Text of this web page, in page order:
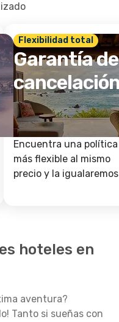
Flexibilidad total
Garantía de
Encuentra una política
más flexible al mismo
precio y la
hoteles en
aventura?
Tanto si sueñas con